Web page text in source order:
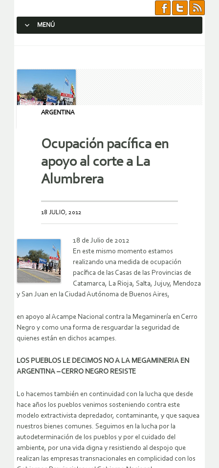
MENÚ
ARGENTINA
Ocupación pacífica en
apoyo al corte a La
Alumbrera
18 JULIO, 2012
18 de Julio de 2012
En este mismo momento estamos
realizando una medida de ocupación
pacífica de las Casas de las Provincias de
Catamarca, La Rioja, Salta, Jujuy, Mendoza
y San Juan en la Ciudad Autónoma de Buenos Aires,
en apoyo al Acampe Nacional contra la Megaminería en Cerro
Negro y como una forma de resguardar la seguridad de
quienes están en dichos acampes.
LOS PUEBLOS LE DECIMOS NO A LA MEGAMINERIA EN
ARGENTINA – CERRO NEGRO RESISTE
Lo hacemos también en continuidad con la lucha que desde
hace años los pueblos venimos sosteniendo contra este
modelo extractivista depredador, contaminante, y que saquea
nuestros bienes comunes. Seguimos en la lucha por la
autodeterminación de los pueblos y por el cuidado del
ambiente, por una vida digna y resistiendo al despojo que
realizan las empresas transnacionales en complicidad con los